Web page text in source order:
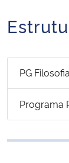
Ministério da
Início do
PG
Programa